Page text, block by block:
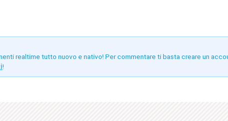
realtime tutto nuovo e nativo! Per commentare ti basta creare un
!